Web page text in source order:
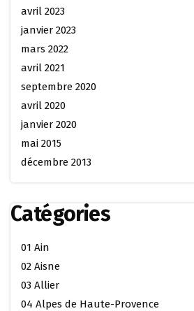
avril 2023
janvier 2023
mars 2022
avril 2021
septembre 2020
avril 2020
janvier 2020
mai 2015
décembre 2013
Catégories
01 Ain
02 Aisne
03 Allier
04 Alpes de Haute-Provence